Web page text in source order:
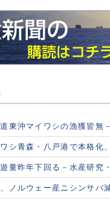
東沖マイワシの漁獲皆無
シ青森・八戸港で本格化
量昨年下回る－水産研究
ノルウェー産ニシンサバ